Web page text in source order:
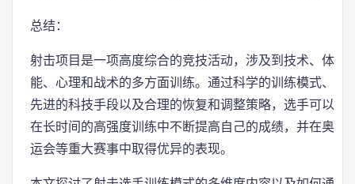
总结：
射击项目是一项高度综合的竞技活动，涉及到技术、体
能、心理和战术的多方面训练。通过科学的训练模式、
先进的科技手段以及合理的恢复和调整策略，选手可以
在长时间的高强度训练中不断提高自己的成绩，并在奥
运会等重大赛事中取得优异的表现。